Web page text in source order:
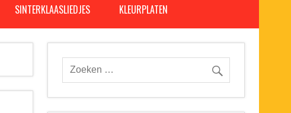
SINTERKLAASLIEDJES KLEURPLATEN